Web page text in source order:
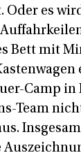
Oder es
Bett mit
Camp in
Team